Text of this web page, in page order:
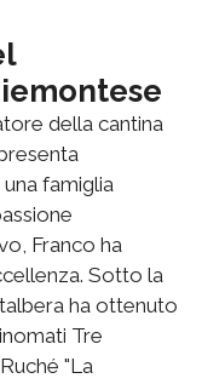
della cantina
famiglia
Franco ha
Sotto la
ha ottenuto
Tre
"La